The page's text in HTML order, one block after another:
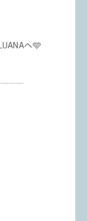
へ🩵